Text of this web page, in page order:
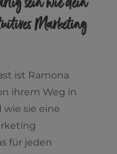
Marketing
ist Ramona
ihrem Weg in
sie eine
für jeden